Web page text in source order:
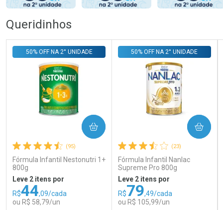
Queridinhos
(95)
Fórmula Infantil Nestonutri 1+
800g
50% OFF NA 2° UNIDADE
Leve 2 itens por
R$44,09/cada
ou R$ 58,79/un
COMPRAR
(23)
Fórmula Infantil Nanlac
Supreme Pro 800g
50% OFF NA 2° UNIDADE
Leve 2 itens por
R$79,49/cada
ou R$ 105,99/un
COMPRAR